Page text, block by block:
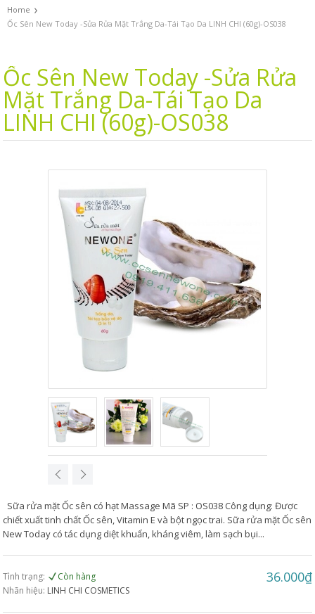
Home ›
Ốc Sên New Today -Sửa Rửa Mặt Trắng Da-Tái Tạo Da LINH CHI (60g)-OS038
Ốc Sên New Today -Sửa Rửa
Mặt Trắng Da-Tái Tạo Da
LINH CHI (60g)-OS038
Sữa rửa mặt Ốc sên có hạt Massage Mã SP : OS038 Công dụng: Được
chiết xuất tinh chất Ốc sên, Vitamin E và bột ngọc trai. Sữa rửa mặt Ốc sên
New Today có tác dụng diệt khuẩn, kháng viêm, làm sạch bụi...
Tình trạng:
Còn hàng
Nhãn hiệu: LINH CHI COSMETICS
36.000₫